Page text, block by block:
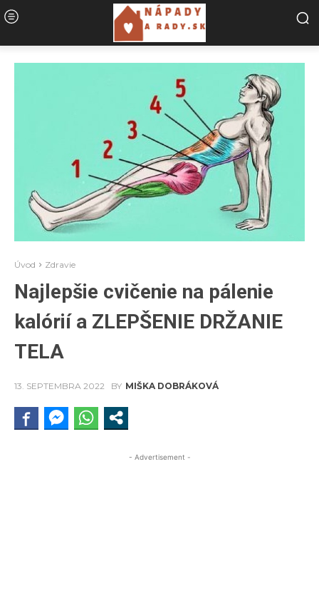
Úvod Zdravie
Najlepšie cvičenie na pálenie
kalórií a ZLEPŠENIE DRŽANIE
TELA
13. SEPTEMBRA 2022 BY MIŠKA DOBRÁKOVÁ
- Advertisement -